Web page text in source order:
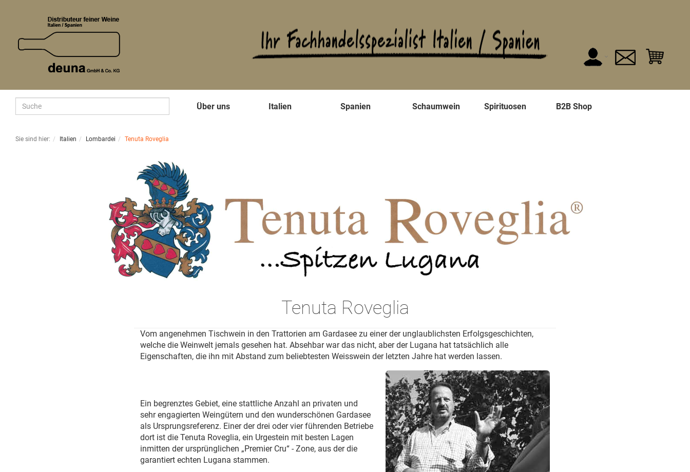
Über uns Italien Spanien Schaumwein Spirituosen B2B Shop
Sie sind hier: Italien Lombardei Tenuta Roveglia
Tenuta Roveglia
Vom angenehmen Tischwein in den Trattorien am Gardasee zu einer der unglaublichsten Erfolgsgeschichten,
welche die Weinwelt jemals gesehen hat. Absehbar war das nicht, aber der Lugana hat tatsächlich alle
Eigenschaften, die ihn mit Abstand zum beliebtesten Weisswein der letzten Jahre hat werden lassen.
Ein begrenztes Gebiet, eine stattliche Anzahl an privaten und
sehr engagierten Weingütern und den wunderschönen Gardasee
als Ursprungsreferenz. Einer der drei oder vier führenden Betriebe
dort ist die Tenuta Roveglia, ein Urgestein mit besten Lagen
inmitten der ursprünglichen „Premier Cru“ - Zone, aus der die
garantiert echten Lugana stammen.